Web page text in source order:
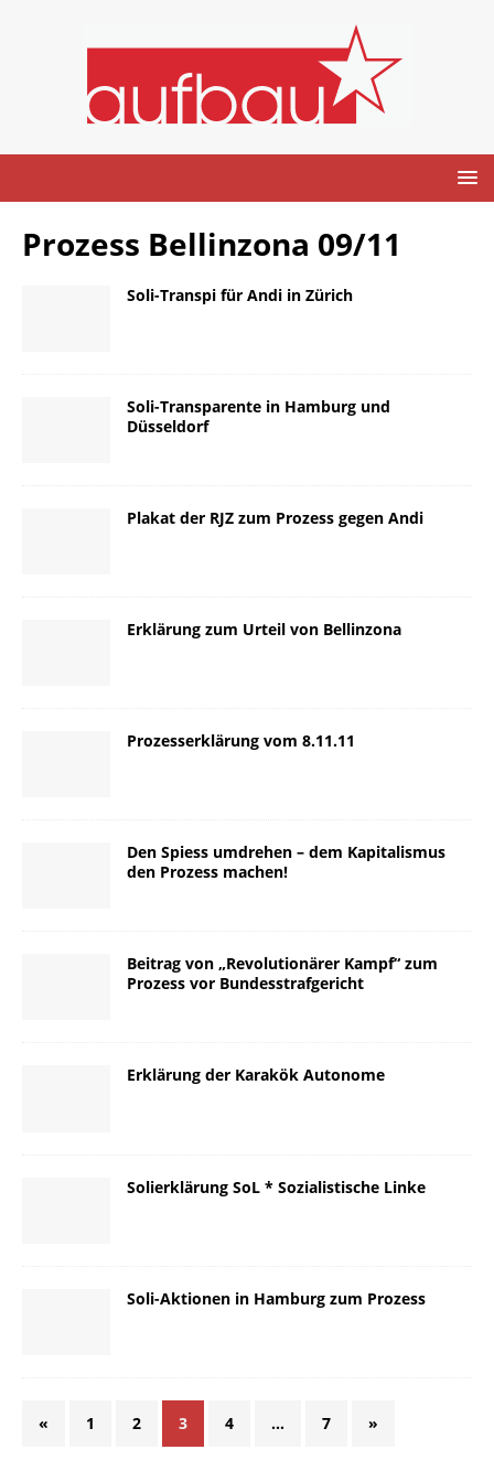
Prozess Bellinzona 09/11
Soli-Transpi für Andi in Zürich
Soli-Transparente in Hamburg und
Düsseldorf
Plakat der RJZ zum Prozess gegen Andi
Erklärung zum Urteil von Bellinzona
Prozesserklärung vom 8.11.11
Den Spiess umdrehen – dem Kapitalismus
den Prozess machen!
Beitrag von „Revolutionärer Kampf“ zum
Prozess vor Bundesstrafgericht
Erklärung der Karakök Autonome
Solierklärung SoL * Sozialistische Linke
Soli-Aktionen in Hamburg zum Prozess
« 1 2 3 4 … 7 »